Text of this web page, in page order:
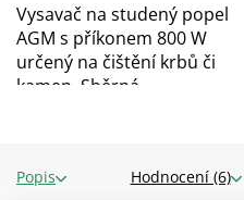
Vysavač na studený popel
AGM s příkonem 800 W
určený na čištění krbů či
kamen. Sběrná...
Popis Hodnocení (6)